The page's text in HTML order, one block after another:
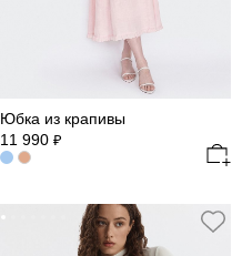
Юбка из крапивы
11 990 ₽